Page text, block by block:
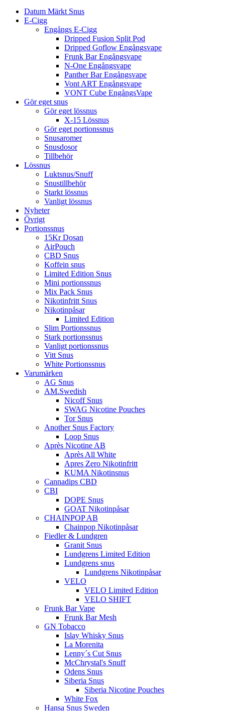
Datum Märkt Snus
E-Cigg
Engångs E-Cigg
Dripped Fusion Split Pod
Dripped Goflow Engångsvape
Frunk Bar Engångsvape
N-One Engångsvape
Panther Bar Engångsvape
Vont ART Engångsvape
VONT Cube EngångsVape
Gör eget snus
Gör eget lössnus
X-15 Lössnus
Gör eget portionssnus
Snusaromer
Snusdosor
Tillbehör
Lössnus
Luktsnus/Snuff
Snustillbehör
Starkt lössnus
Vanligt lössnus
Nyheter
Övrigt
Portionssnus
15Kr Dosan
AirPouch
CBD Snus
Koffein snus
Limited Edition Snus
Mini portionssnus
Mix Pack Snus
Nikotinfritt Snus
Nikotinpåsar
Limited Edition
Slim Portionssnus
Stark portionssnus
Vanligt portionssnus
Vitt Snus
White Portionssnus
Varumärken
AG Snus
AM.Swedish
Nicoff Snus
SWAG Nicotine Pouches
Tor Snus
Another Snus Factory
Loop Snus
Après Nicotine AB
Après All White
Apres Zero Nikotinfritt
KUMA Nikotinsnus
Cannadips CBD
CBI
DOPE Snus
GOAT Nikotinpåsar
CHAINPOP AB
Chainpop Nikotinpåsar
Fiedler & Lundgren
Granit Snus
Lundgrens Limited Edition
Lundgrens snus
Lundgrens Nikotinpåsar
VELO
VELO Limited Edition
VELO SHIFT
Frunk Bar Vape
Frunk Bar Mesh
GN Tobacco
Islay Whisky Snus
La Morenita
Lenny´s Cut Snus
McChrystal's Snuff
Odens Snus
Siberia Snus
Siberia Nicotine Pouches
White Fox
Hansa Snus Sweden